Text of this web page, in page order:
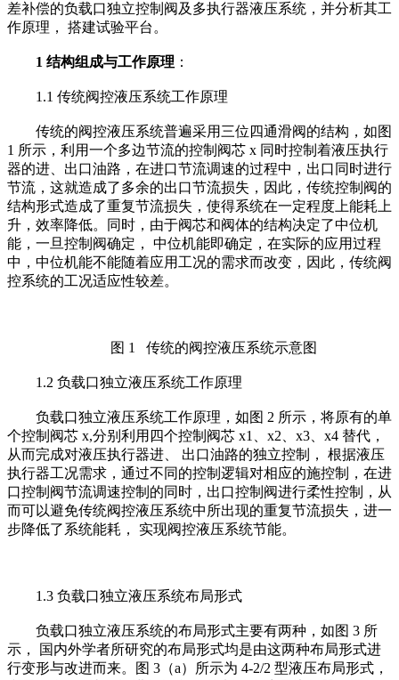
差补偿的负载口独立控制阀及多执行器液压系统，并分析其工
作原理， 搭建试验平台。
1 结构组成与工作原理 ：
1.1 传统阀控液压系统工作原理
传统的阀控液压系统普遍采用三位四通滑阀的结构，如图
1 所示，利用一个多边节流的控制阀芯 x 同时控制着液压执行
器的进、出口油路，在进口节流调速的过程中，出口同时进行
节流，这就造成了多余的出口节流损失，因此，传统控制阀的
结构形式造成了重复节流损失，使得系统在一定程度上能耗上
升，效率降低。同时，由于阀芯和阀体的结构决定了中位机
能，一旦控制阀确定， 中位机能即确定，在实际的应用过程
中，中位机能不能随着应用工况的需求而改变，因此，传统阀
控系统的工况适应性较差。
图 1 传统的阀控液压系统示意图
1.2 负载口独立液压系统工作原理
负载口独立液压系统工作原理，如图 2 所示，将原有的单
个控制阀芯 x,分别利用四个控制阀芯 x1、x2、x3、x4 替代，
从而完成对液压执行器进、 出口油路的独立控制， 根据液压
执行器工况需求，通过不同的控制逻辑对相应的施控制，在进
口控制阀节流调速控制的同时，出口控制阀进行柔性控制，从
而可以避免传统阀控液压系统中所出现的重复节流损失，进一
步降低了系统能耗， 实现阀控液压系统节能。
1.3 负载口独立液压系统布局形式
负载口独立液压系统的布局形式主要有两种，如图 3 所
示， 国内外学者所研究的布局形式均是由这两种布局形式进
行变形与改进而来。图 3（a）所示为 4-2/2 型液压布局形式，